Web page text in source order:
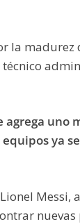
la
uno
ya
Messi,